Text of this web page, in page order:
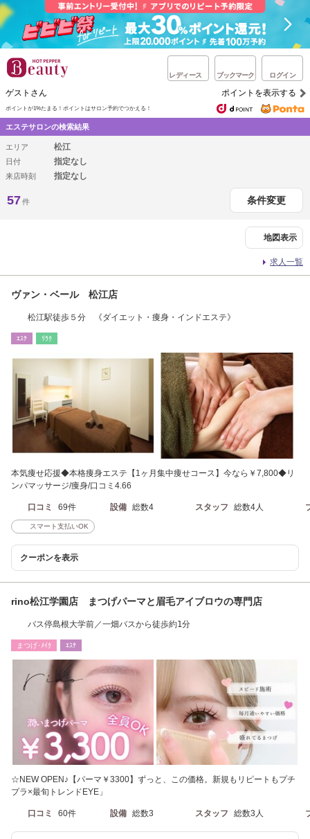
レディース ブックマーク ログイン
ゲストさん ポイントを表示する
ポイントが1%たまる！ ポイントはサロン予約でつかえる！
エステサロンの検索結果
エリア 松江
日付 指定なし
来店時刻 指定なし
57件 条件変更
地図表示
求人一覧
ヴァン・ベール 松江店
松江駅徒歩５分 《ダイエット・痩身・インドエステ》
ｴｽﾃ ﾘﾗｸ
本気痩せ応援◆本格痩身エステ【1ヶ月集中痩せコース】今なら￥7,800◆リ
ンパマッサージ/痩身/口コミ4.66
口コミ 69件 設備 総数4 スタッフ 総数4人
スマート支払いOK
クーポンを表示
rino松江学園店 まつげパーマと眉毛アイブロウの専門店
バス停島根大学前／一畑バスから徒歩約1分
まつげ･ﾒｲｸ ｴｽﾃ
☆NEW OPEN♪【パーマ￥3300】ずっと、この価格。新規もリピートもプチ
プラ×最旬トレンドEYE」
口コミ 60件 設備 総数3 スタッフ 総数3人